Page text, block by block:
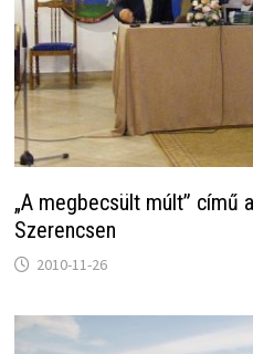
„A megbecsült múlt” című
Szerencsen
2010-11-26